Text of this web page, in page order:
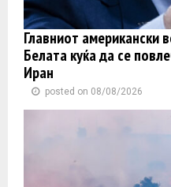
Главниот американски
Белата куќа да се
Иран
posted on 08/08/2026